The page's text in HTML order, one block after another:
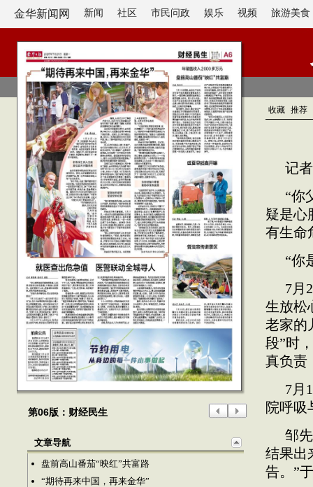
金华新闻网 新闻 社区 市民问政 娱乐 视频 旅游美食
第06版：财经民生
文章导航
盘前高山番茄“映红”共富路
“期待再来中国，再来金华”
收藏 推荐
记
“你
疑是心
有生命
“你
7月
生放松
老家的
段”时
真负责
7月
院呼吸
邹
结果出
告。”